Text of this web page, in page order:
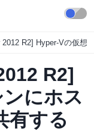
2012 R2] Hyper-Vの仮想
R2]
にホス
有する